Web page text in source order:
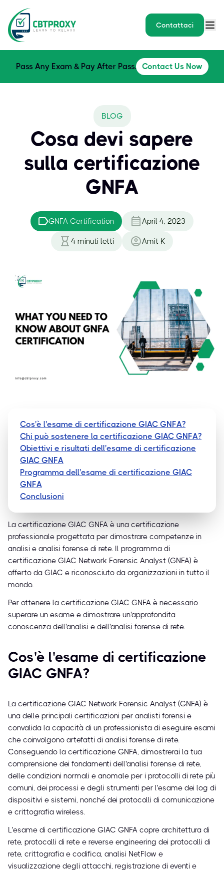
Contattaci
Pass Any Exam & Pay After Pass. Contact Us Now
BLOG
Cosa devi sapere
sulla certificazione
GNFA
GNFA Certification April 4, 2023
4 minuti letti Amit K
Cos'è l'esame di certificazione GIAC GNFA?
Chi può sostenere la certificazione GIAC GNFA?
Obiettivi e risultati dell'esame di certificazione
GIAC GNFA
Programma dell'esame di certificazione GIAC
GNFA
Conclusioni
La certificazione GIAC GNFA è una certificazione
professionale progettata per dimostrare competenze in
analisi e analisi forense di rete. Il programma di
certificazione GIAC Network Forensic Analyst (GNFA) è
offerto da GIAC e riconosciuto da organizzazioni in tutto il
mondo.
Per ottenere la certificazione GIAC GNFA è necessario
superare un esame e dimostrare un'approfondita
conoscenza dell'analisi e dell'analisi forense di rete.
Cos'è l'esame di certificazione
GIAC GNFA?
La certificazione GIAC Network Forensic Analyst (GNFA) è
una delle principali certificazioni per analisti forensi e
convalida la capacità di un professionista di eseguire esami
che coinvolgono artefatti di analisi forense di rete.
Conseguendo la certificazione GNFA, dimostrerai la tua
comprensione dei fondamenti dell'analisi forense di rete,
delle condizioni normali e anomale per i protocolli di rete più
comuni, dei processi e degli strumenti per l'esame dei log di
dispositivi e sistemi, nonché dei protocolli di comunicazione
e crittografia wireless.
L'esame di certificazione GIAC GNFA copre architettura di
rete, protocolli di rete e reverse engineering dei protocolli di
rete, crittografia e codifica, analisi NetFlow e
visualizzazione degli attacchi, registrazione di eventi e